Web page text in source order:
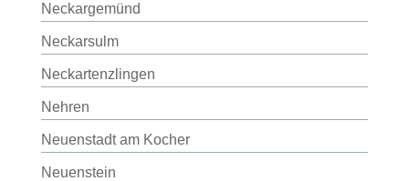
Neckargemünd
Neckarsulm
Neckartenzlingen
Nehren
Neuenstadt am Kocher
Neuenstein